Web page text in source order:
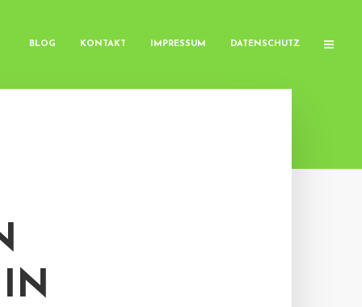
BLOG KONTAKT IMPRESSUM DATENSCHUTZ
D